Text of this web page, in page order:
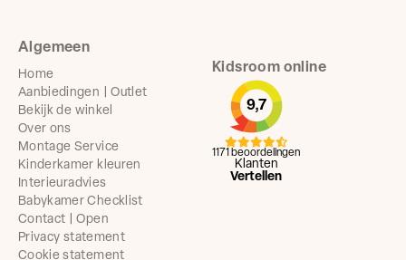
Algemeen
Home
Aanbiedingen | Outlet
Bekijk de winkel
Over ons
Montage Service
Kinderkamer kleuren
Interieuradvies
Babykamer Checklist
Contact | Open
Privacy statement
Cookie statement
Kidsroom online
9,7
Klanten
Vertellen
1171 beoordelingen